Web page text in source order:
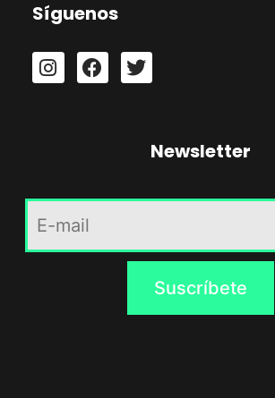
Síguenos
Newsletter